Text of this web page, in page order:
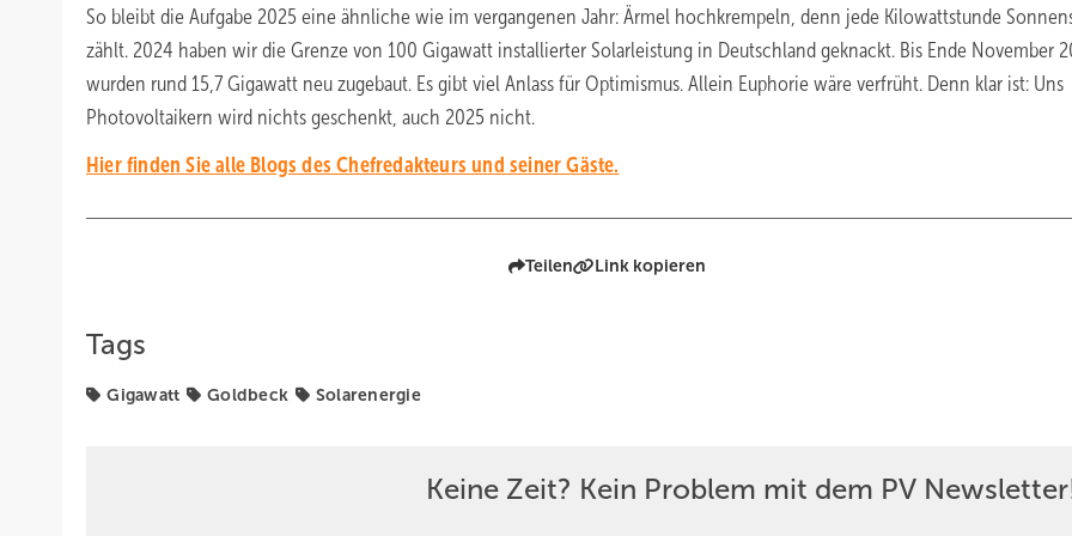
So bleibt die Aufgabe 2025 eine ähnliche wie im vergangenen Jahr: Ärmel hochkrempeln, denn jede Kilowattstunde
zählt. 2024 haben wir die Grenze von 100 Gigawatt installierter Solarleistung in Deutschland geknackt. Bis Ende November
wurden rund 15,7 Gigawatt neu zugebaut. Es gibt viel Anlass für Optimismus. Allein Euphorie wäre verfrüht. Denn klar ist: Uns
Photovoltaikern wird nichts geschenkt, auch 2025 nicht.
Hier finden Sie alle Blogs des Chefredakteurs und seiner Gäste.
Teilen Link kopieren
Tags
Gigawatt Goldbeck Solarenergie
Keine Zeit? Kein Problem mit dem PV